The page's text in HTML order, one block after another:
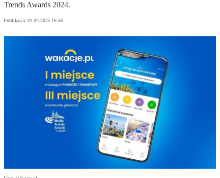
Trends Awards 2024.
Publikacja: 01.04.2025 16:56